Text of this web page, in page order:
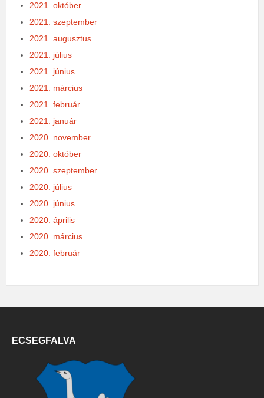
2021. október
2021. szeptember
2021. augusztus
2021. július
2021. június
2021. március
2021. február
2021. január
2020. november
2020. október
2020. szeptember
2020. július
2020. június
2020. április
2020. március
2020. február
ECSEGFALVA